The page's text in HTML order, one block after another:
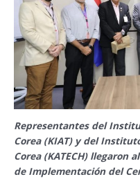
Representantes del
Corea (KIAT) y del
Corea (KATECH) llegaron
de Implementación del